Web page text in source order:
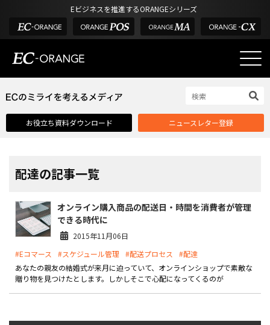
Eビジネスを推進するORANGEシリーズ
選ばれる理由
課題解決例
外部サービス連携
インフラ環境・サポート
費用
製品
お役立ち資料ダウンロード ニュースレター登録
配達の記事一覧
オンライン購入商品の配送日・時間を消費者が管理
できる時代に
2015年11月06日
#Eコマース
#スケジュール管理 #配送プロセス
#配達
あなたの親友の結婚式が来月に迫っていて、オンラインショップで素敵な
贈り物を見つけたとします。しかしそこで心配になってくるのが